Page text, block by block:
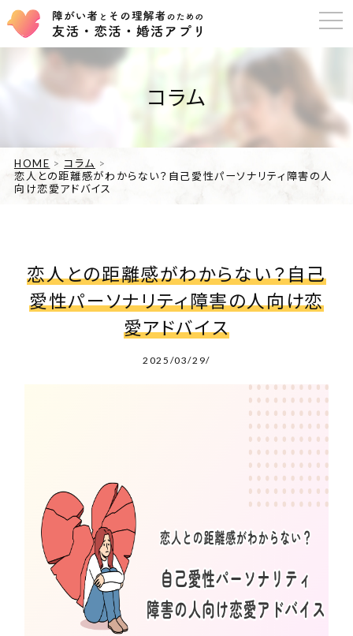
コラム
HOME
コラム
恋人との距離感がわからない？自己愛性パーソナリティ障害の人
向け恋愛アドバイス
恋人との距離感がわからない？自己
愛性パーソナリティ障害の人向け恋
愛アドバイス
2025/03/29/